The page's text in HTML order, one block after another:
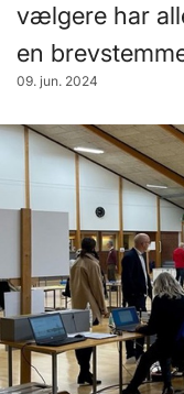
vælgere har
en
09. jun. 2024